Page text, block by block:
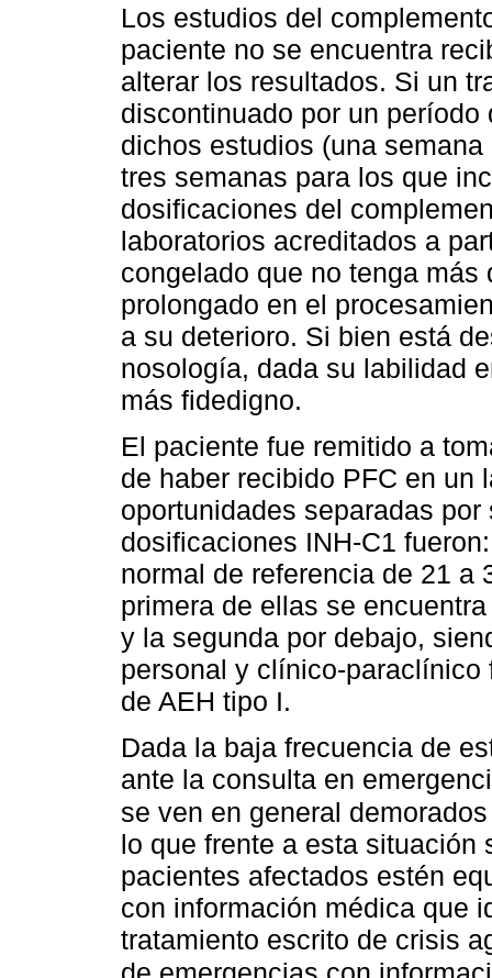
Los estudios del
paciente no se encuentra
alterar los resultados. Si un
discontinuado por un
dichos estudios (una
tres semanas para los que
dosificaciones del
laboratorios acreditados a
congelado que no tenga
prolongado en el
a su deterioro. Si bien está
nosología, dada su labilidad
más fidedigno.
El paciente fue remitido a
de haber recibido PFC en un
oportunidades separadas
dosificaciones INH-C1
normal de referencia de 21 a
primera de ellas se
y la segunda por debajo,
personal y clínico-
de AEH tipo I.
Dada la baja frecuencia de
ante la consulta en
se ven en general
lo que frente a esta situación
pacientes afectados estén
con información médica que
tratamiento escrito de crisis